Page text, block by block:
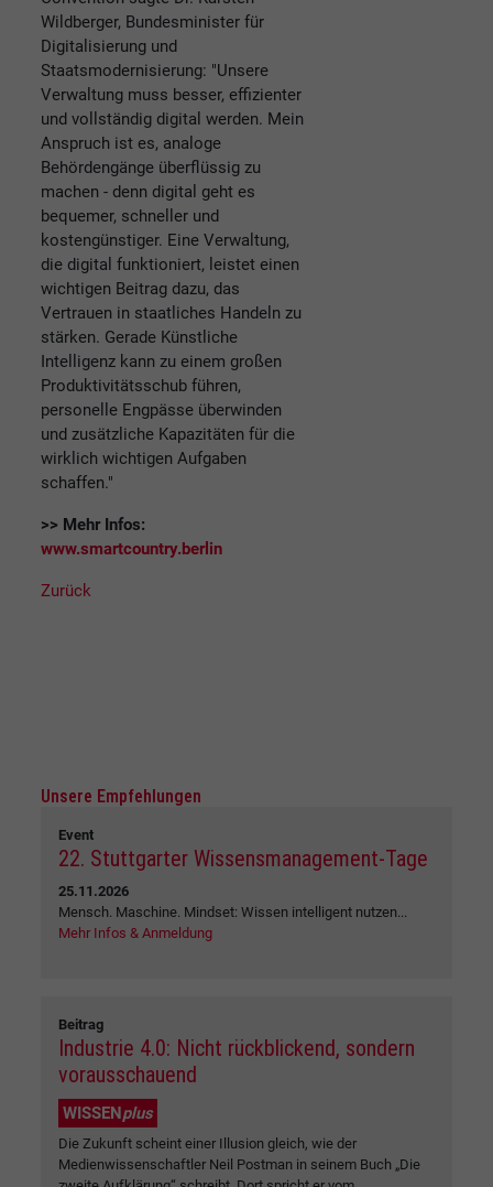
Wildberger, Bundesminister für
Digitalisierung und
Staatsmodernisierung: "Unsere
Verwaltung muss besser, effizienter
und vollständig digital werden. Mein
Anspruch ist es, analoge
Behördengänge überflüssig zu
machen - denn digital geht es
bequemer, schneller und
kostengünstiger. Eine Verwaltung,
die digital funktioniert, leistet einen
wichtigen Beitrag dazu, das
Vertrauen in staatliches Handeln zu
stärken. Gerade Künstliche
Intelligenz kann zu einem großen
Produktivitätsschub führen,
personelle Engpässe überwinden
und zusätzliche Kapazitäten für die
wirklich wichtigen Aufgaben
schaffen."
>> Mehr Infos:
www.smartcountry.berlin
Zurück
Unsere Empfehlungen
Event
22. Stuttgarter Wissensmanagement-Tage
25.11.2026
Mensch. Maschine. Mindset: Wissen intelligent nutzen...
Mehr Infos & Anmeldung
Beitrag
Industrie 4.0: Nicht rückblickend, sondern
vorausschauend
WISSEN plus
Die Zukunft scheint einer Illusion gleich, wie der
Medienwissenschaftler Neil Postman in seinem Buch „Die